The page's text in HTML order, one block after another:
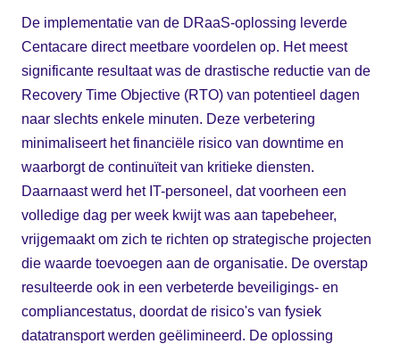
De implementatie van de DRaaS-oplossing leverde
Centacare direct meetbare voordelen op. Het meest
significante resultaat was de drastische reductie van de
Recovery Time Objective (RTO) van potentieel dagen
naar slechts enkele minuten. Deze verbetering
minimaliseert het financiële risico van downtime en
waarborgt de continuïteit van kritieke diensten.
Daarnaast werd het IT-personeel, dat voorheen een
volledige dag per week kwijt was aan tapebeheer,
vrijgemaakt om zich te richten op strategische projecten
die waarde toevoegen aan de organisatie. De overstap
resulteerde ook in een verbeterde beveiligings- en
compliancestatus, doordat de risico's van fysiek
datatransport werden geëlimineerd. De oplossing